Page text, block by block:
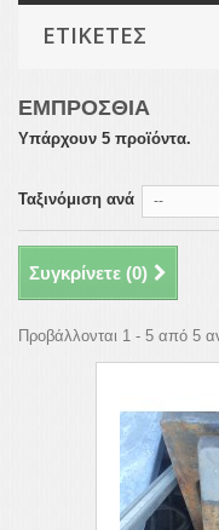
ΕΤΙΚΈΤΕΣ
ΕΜΠΡΟΣΘΙΑ
Υπάρχουν 5 προϊόντα.
Ταξινόμιση ανά --
Συγκρίνετε (0)
Προβάλλονται 1 - 5 από 5